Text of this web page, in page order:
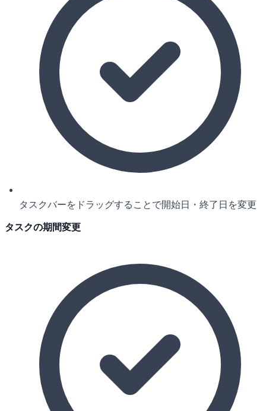
タスクバーをドラッグすることで開始日・終了日を変更
タスクの期間変更